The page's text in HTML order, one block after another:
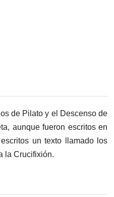
de Pilato y el Descenso de
aunque fueron escritos en
un texto llamado los
la Crucifixión.